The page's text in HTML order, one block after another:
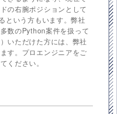
の右腕ポジションとして
という方もいます。弊社
数のPython案件を扱って
いただけた方には、弊社
す。プロエンジニアをご
ください。